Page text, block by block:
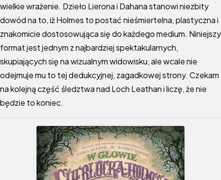
wielkie wrażenie. Dzieło Lierona i Dahana stanowi niezbity
dowód na to, iż Holmes to postać nieśmiertelna, plastyczna i
znakomicie dostosowująca się do każdego medium. Niniejszy
format jest jednym z najbardziej spektakularnych,
skupiających się na wizualnym widowisku, ale wcale nie
odejmuje mu to tej dedukcyjnej, zagadkowej strony. Czekam
na kolejną część śledztwa nad Loch Leathan i liczę, że nie
będzie to koniec.